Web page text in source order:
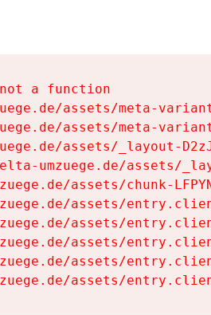
a function
assets/meta-
assets/meta-
assets/_layout-
umzuege.de/assets/
assets/chunk-
assets/
assets/
assets/
assets/
assets/